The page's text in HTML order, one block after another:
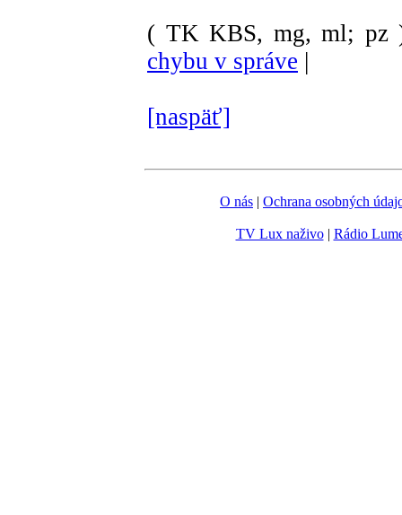
( TK KBS, mg, ml; pz
chybu v správe |
[naspäť]
O nás | Ochrana osobných
TV Lux naživo| Rádio